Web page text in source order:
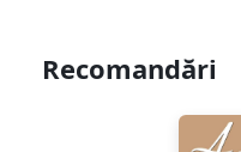
Recomandări